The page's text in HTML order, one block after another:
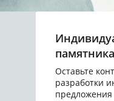
памятника
Оставьте
разработки
предложения